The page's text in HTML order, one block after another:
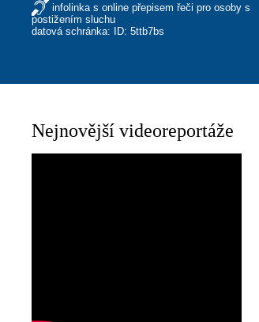
infolinka s online přepisem řeči pro osoby s
postižením sluchu
datová schránka: ID: 5ttb7bs
Nejnovější videoreportáže